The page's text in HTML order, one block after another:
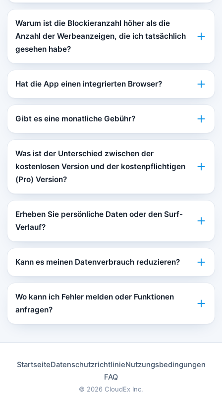
Warum ist die Blockieranzahl höher als die
Anzahl der Werbeanzeigen, die ich tatsächlich
gesehen habe?
Hat die App einen integrierten Browser?
Gibt es eine monatliche Gebühr?
Was ist der Unterschied zwischen der
kostenlosen Version und der kostenpflichtigen
(Pro) Version?
Erheben Sie persönliche Daten oder den Surf-
Verlauf?
Kann es meinen Datenverbrauch reduzieren?
Wo kann ich Fehler melden oder Funktionen
anfragen?
StartseiteDatenschutzrichtlinieNutzungsbedingungen
FAQ
© 2026 CloudEx Inc.